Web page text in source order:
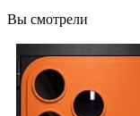
Вы смотрели